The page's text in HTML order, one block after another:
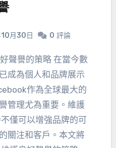
月30日 0 評論
成為個人和品牌展示
作為全球最大的
管理尤為重要。維護
僅可以增強品牌的可
關注和客戶。本文將